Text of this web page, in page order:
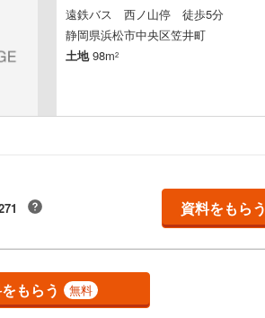
遠鉄バス 西ノ山停 徒歩5分
静岡県浜松市中央区笠井町
土地98m2
資料をもらう
もらう 無料